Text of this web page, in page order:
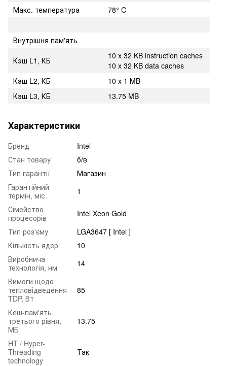
Макс. температура
78° C
Внутрішня пам'ять
Кэш L1, КБ
10 x 32 KB instruction caches
10 x 32 KB data caches
Кэш L2, КБ
10 x 1 MB
Кэш L3, КБ
13.75 MB
Характеристики
Бренд
Intel
Стан товару
б/в
Тип гарантії
Магазин
Гарантійний
термін, міс.
1
Сімейство
процесорів
Intel Xeon Gold
Тип роз'єму
LGA3647 [ Intel ]
Кількість ядер
10
Виробнича
технологія, нм
14
Вимоги щодо
тепловідведення
TDP, Вт
85
Кеш-пам'ять
третього рівня,
МБ
13.75
HT / Hyper-
Threading
technology
Так